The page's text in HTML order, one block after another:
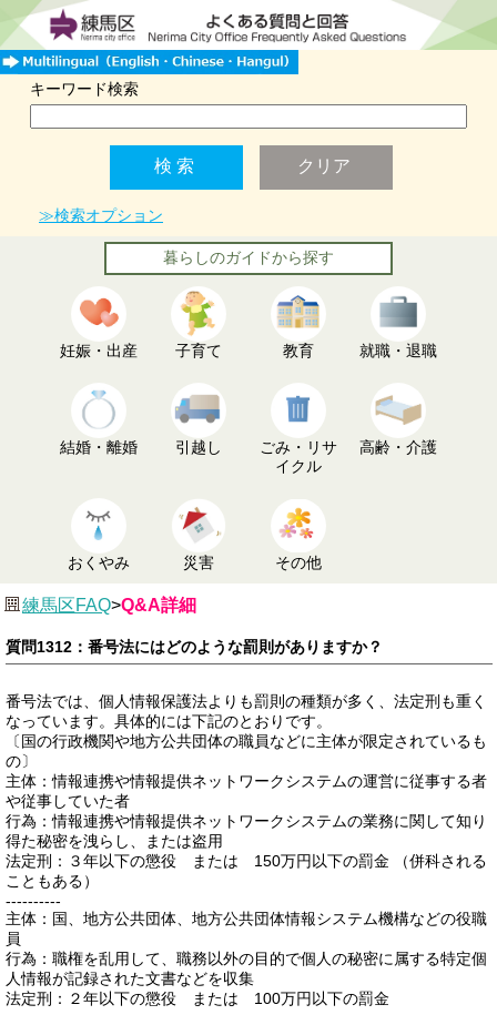
キーワード検索
≫検索オプション
暮らしのガイドから探す
妊娠・出産 子育て 教育 就職・退職
結婚・離婚 引越し
ごみ・リサ
イクル
高齢・介護
おくやみ 災害 その他
練馬区FAQ>Q&A詳細
質問1312：番号法にはどのような罰則がありますか？
番号法では、個人情報保護法よりも罰則の種類が多く、法定刑も重く
なっています。具体的には下記のとおりです。
〔国の行政機関や地方公共団体の職員などに主体が限定されているも
の〕
主体：情報連携や情報提供ネットワークシステムの運営に従事する者
や従事していた者
行為：情報連携や情報提供ネットワークシステムの業務に関して知り
得た秘密を洩らし、または盗用
法定刑：３年以下の懲役 または 150万円以下の罰金 （併科される
こともある）
----------
主体：国、地方公共団体、地方公共団体情報システム機構などの役職
員
行為：職権を乱用して、職務以外の目的で個人の秘密に属する特定個
人情報が記録された文書などを収集
法定刑：２年以下の懲役 または 100万円以下の罰金